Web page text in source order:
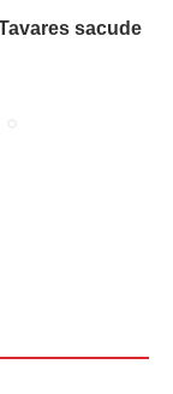
sacude